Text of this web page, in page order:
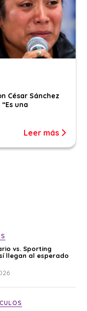
César Sánchez
una
Leer más
vs. Sporting
llegan al esperado